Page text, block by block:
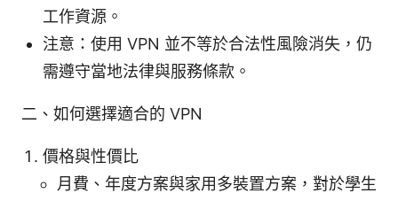
工作資源。
注意：使用 VPN 並不等於合法性風險消失，仍
需遵守當地法律與服務條款。
二、如何選擇適合的 VPN
價格與性價比
月費、年度方案與家用多裝置方案，對於學生